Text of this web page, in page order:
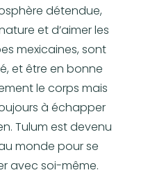
détendue,
et d’aimer les
mexicaines, sont
et être en bonne
le corps mais
à échapper
Tulum est devenu
monde pour se
avec soi-même.